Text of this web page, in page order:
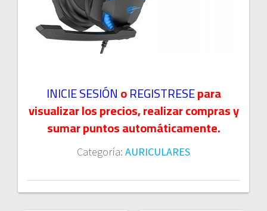
INICIE SESIÓNoREGISTRESEpara
visualizar los precios, realizar compras y
sumar puntos automáticamente.
Categoría: AURICULARES